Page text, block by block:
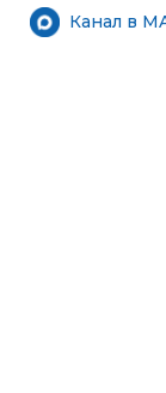
Канал в